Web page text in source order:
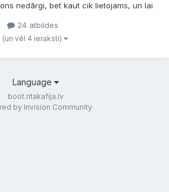
nedārgi, bet kaut cik lietojams, un lai
un kur ir īstās vietas, kur skatīties un
24 atbildes
(un vēl 4 ieraksti)
Language
boot.ritakafija.lv
by Invision Community